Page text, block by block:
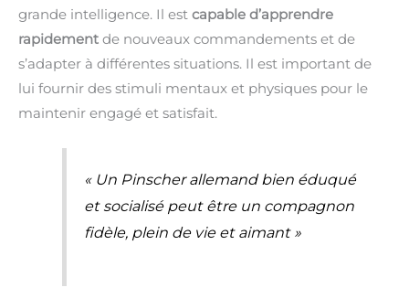
grande intelligence. Il est capable d’apprendre
rapidement de nouveaux commandements et de
s’adapter à différentes situations. Il est important de
lui fournir des stimuli mentaux et physiques pour le
maintenir engagé et satisfait.
« Un Pinscher allemand bien éduqué
et socialisé peut être un compagnon
fidèle, plein de vie et aimant »